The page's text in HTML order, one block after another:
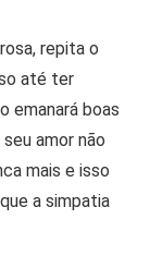
repita o
até ter
emanará boas
amor não
mais e isso
a simpatia